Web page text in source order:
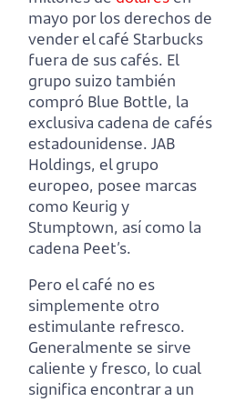
mayo por los derechos de
vender el café Starbucks
fuera de sus cafés. El
grupo suizo también
compró Blue Bottle, la
exclusiva cadena de cafés
estadounidense. JAB
Holdings, el grupo
europeo, posee marcas
como Keurig y
Stumptown, así como la
cadena Peet’s.
Pero el café no es
simplemente otro
estimulante refresco.
Generalmente se sirve
caliente y fresco, lo cual
significa encontrar a un